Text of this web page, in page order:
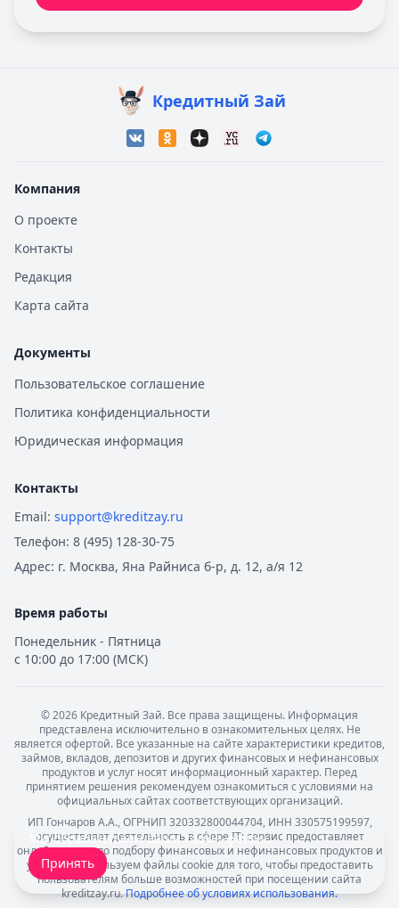
Кредитный Зай
Компания
О проекте
Контакты
Редакция
Карта сайта
Документы
Пользовательское соглашение
Политика конфиденциальности
Юридическая информация
Контакты
Email: support@kreditzay.ru
Телефон: 8 (495) 128-30-75
Адрес: г. Москва, Яна Райниса б-р, д. 12, а/я 12
Время работы
Понедельник - Пятница
с 10:00 до 17:00 (МСК)
©2026 Кредитный Зай. Все права защищены. Информация
представлена исключительно в ознакомительных целях. Не
является офертой. Все указанные на сайте характеристики кредитов,
займов, вкладов, депозитов и других финансовых и нефинансовых
продуктов и услуг носят информационный характер. Перед
принятием решения рекомендуем ознакомиться с условиями на
официальных сайтах соответствующих организаций.
ИП Гончаров А.А., ОГРНИП 320332800044704, ИНН 330575199597,
осуществляет деятельность в сфере IT: сервис предоставляет
онлайн-услуги по подбору финансовых и нефинансовых продуктов и
услуг. Мы используем файлы cookie для того, чтобы предоставить
пользователям больше возможностей при посещении сайта
kreditzay.ru.Подробнее об условиях использования.
Мы обрабатываем ваши cookie-файлы.
Принять